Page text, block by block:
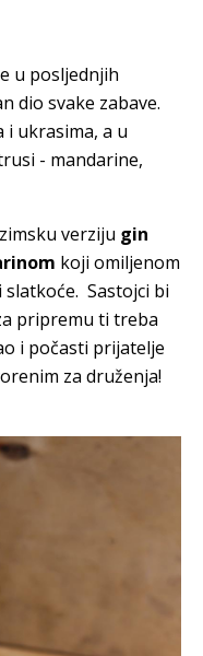
u posljednjih
dio svake zabave.
i ukrasima, a u
- mandarine,
verziju gin
koji omiljenom
Sastojci bi
pripremu ti treba
i počasti prijatelje
za druženja!